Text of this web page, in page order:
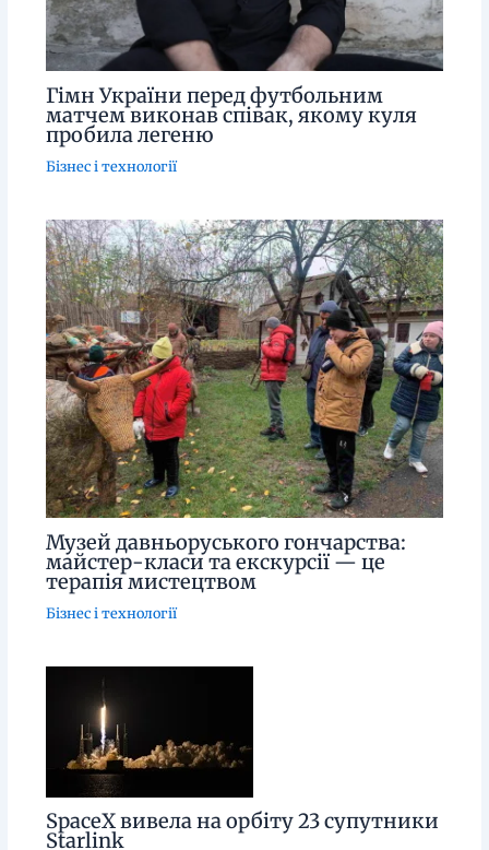
Гімн України перед футбольним
матчем виконав співак, якому куля
пробила легеню
Бізнес і технології
Музей давньоруського гончарства:
майстер-класи та екскурсії — це
терапія мистецтвом
Бізнес і технології
SpaceX вивела на орбіту 23 супутники
Starlink